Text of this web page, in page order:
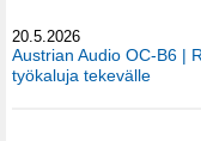
20.5.2026
Austrian Audio OC-B6 |
työkaluja tekevälle